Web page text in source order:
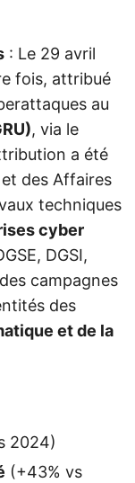
: Le 29 avril
fois, attribué
au
, via le
a été
des Affaires
techniques
cyber
DGSI,
campagnes
des
et de la
2024)
(+43% vs